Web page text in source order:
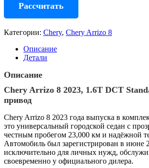
Рассчитать
Категории: Chery, Chery Arrizo 8
Описание
Детали
Описание
Chery Arrizo 8 2023, 1.6T DCT
привод
Chery Arrizo 8 2023 года выпуска в
это универсальный городской седан с
честным пробегом 23,000 км и надёжной
Автомобиль был зарегистрирован в июне
исключительно для личных нужд,
своевременно у официального дилера.